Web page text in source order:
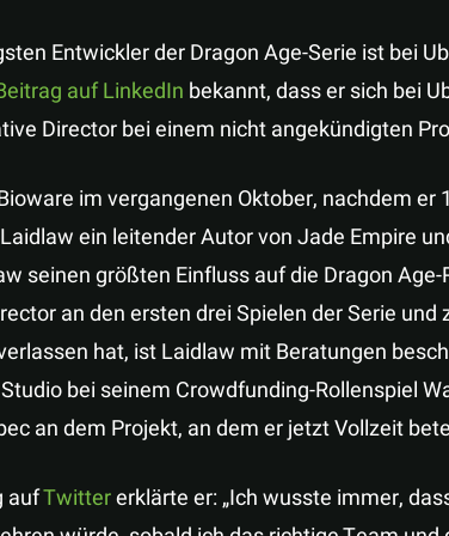
Entwickler der Dragon Age-Serie ist bei
auf LinkedIn bekannt, dass er sich bei
Director bei einem nicht angekündigten
im vergangenen Oktober, nachdem
ein leitender Autor von Jade Empire
seinen größten Einfluss auf die Dragon
an den ersten drei Spielen der Serie
hat, ist Laidlaw mit Beratungen
bei seinem Crowdfunding-Rollenspiel
an dem Projekt, an dem er jetzt Vollzeit
aufTwittererklärte er: „Ich wusste immer,